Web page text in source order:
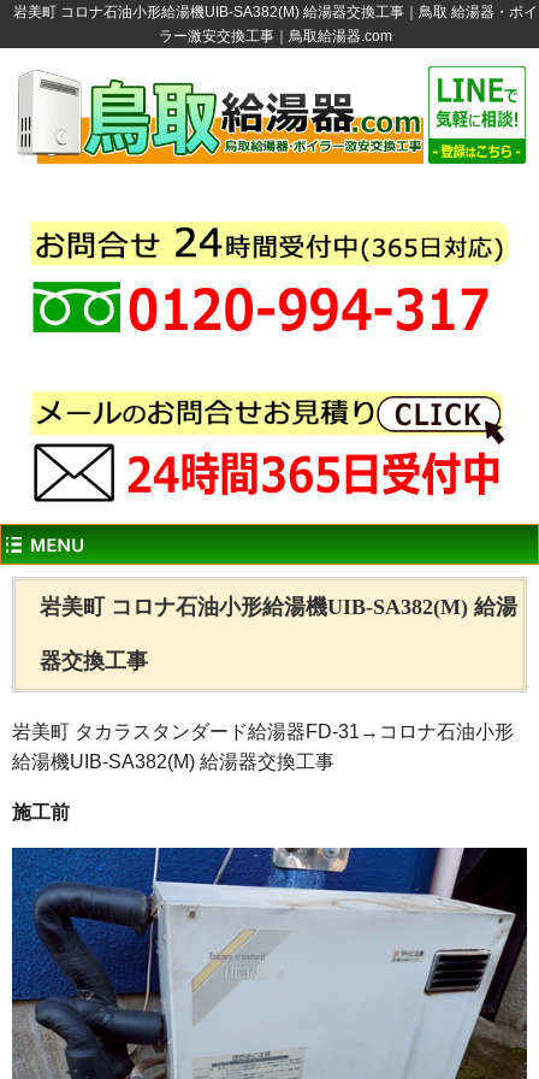
岩美町 コロナ石油小形給湯機UIB-SA382(M) 給湯器交換工事｜鳥取 給湯器・ボイ
ラー激安交換工事｜鳥取給湯器.com
岩美町 コロナ石油小形給湯機UIB-SA382(M) 給湯
器交換工事
岩美町 タカラスタンダード給湯器FD-31→コロナ石油小形
給湯機UIB-SA382(M) 給湯器交換工事
施工前